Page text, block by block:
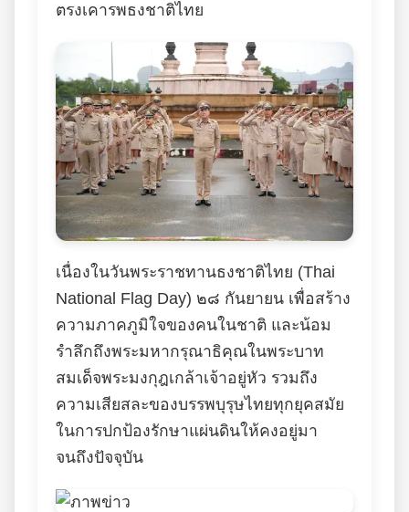
ตรงเคารพธงชาติไทย
เนื่องในวันพระราชทานธงชาติไทย (Thai
National Flag Day) ๒๘ กันยายน เพื่อสร้าง
ความภาคภูมิใจของคนในชาติ และน้อม
รำลึกถึงพระมหากรุณาธิคุณในพระบาท
สมเด็จพระมงกุฎเกล้าเจ้าอยู่หัว รวมถึง
ความเสียสละของบรรพบุรุษไทยทุกยุคสมัย
ในการปกป้องรักษาแผ่นดินให้คงอยู่มา
จนถึงปัจจุบัน